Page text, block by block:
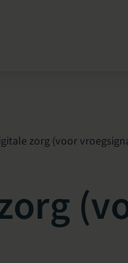
zorg (voor